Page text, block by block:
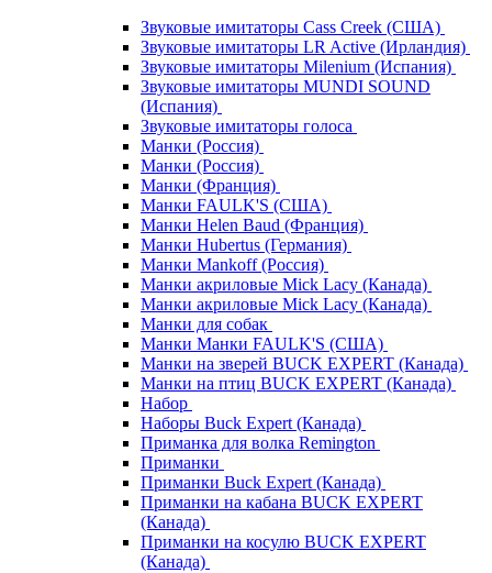
Звуковые имитаторы Cass Creek (США)
Звуковые имитаторы LR Active (Ирландия)
Звуковые имитаторы Milenium (Испания)
Звуковые имитаторы MUNDI SOUND
(Испания)
Звуковые имитаторы голоса
Манки (Россия)
Манки (Россия)
Манки (Франция)
Манки FAULK'S (США)
Манки Helen Baud (Франция)
Манки Hubertus (Германия)
Манки Mankoff (Россия)
Манки акриловые Mick Lacy (Канада)
Манки акриловые Mick Lacy (Канада)
Манки для собак
Манки Манки FAULK'S (США)
Манки на зверей BUCK EXPERT (Канада)
Манки на птиц BUCK EXPERT (Канада)
Набор
Наборы Buck Expert (Канада)
Приманка для волка Remington
Приманки
Приманки Buck Expert (Канада)
Приманки на кабана BUCK EXPERT
(Канада)
Приманки на косулю BUCK EXPERT
(Канада)